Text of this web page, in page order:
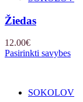
Žiedas
12.00€
Pasirinkti savybes
SOKOLOV